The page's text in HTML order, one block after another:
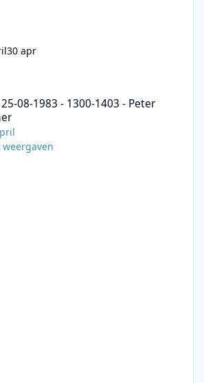
30 apr
08-1983 - 1300-1403 - Peter
weergaven